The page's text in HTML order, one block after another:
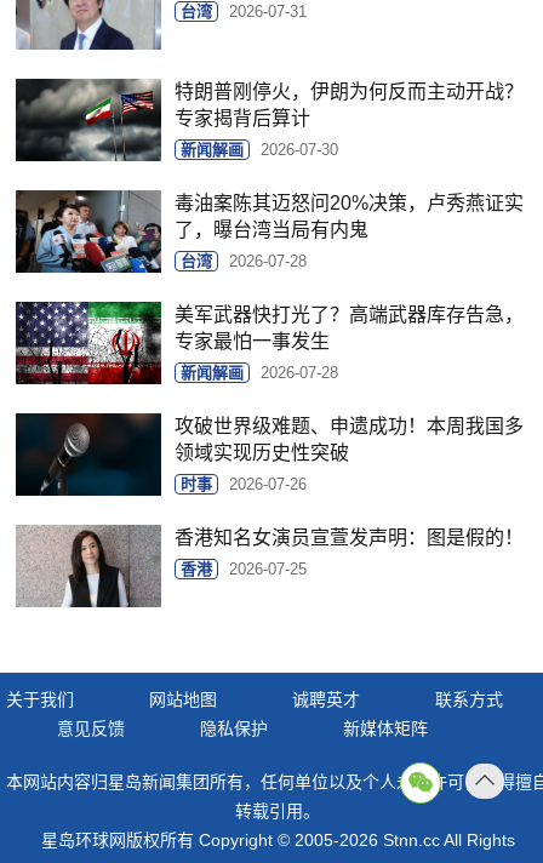
台湾 2026-07-31
特朗普刚停火，伊朗为何反而主动开战？
专家揭背后算计
新闻解画 2026-07-30
毒油案陈其迈怒问20%决策，卢秀燕证实
了，曝台湾当局有内鬼
台湾 2026-07-28
美军武器快打光了？高端武器库存告急，
专家最怕一事发生
新闻解画 2026-07-28
攻破世界级难题、申遗成功！本周我国多
领域实现历史性突破
时事 2026-07-26
香港知名女演员宣萱发声明：图是假的！
香港 2026-07-25
关于我们 网站地图 诚聘英才
联系方式
意见反馈
隐私保护 新媒体矩阵
本网站内容归星岛新闻集团所有，任何单位以及个人未经许可，不得擅
转载引用。
星岛环球网版权所有 Copyright © 2005-2026 Stnn.cc All Rights
顶部